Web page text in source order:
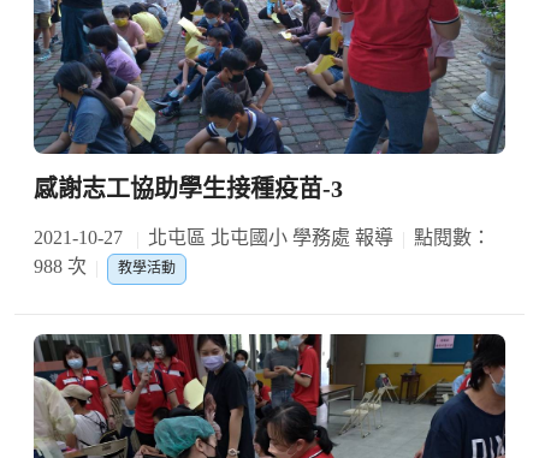
感謝志工協助學生接種疫苗-3
2021-10-27 北屯區 北屯國小 學務處 報導
點閱數：
988 次
教學活動